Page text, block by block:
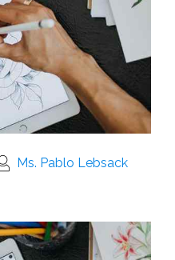
Ms. Pablo Lebsack